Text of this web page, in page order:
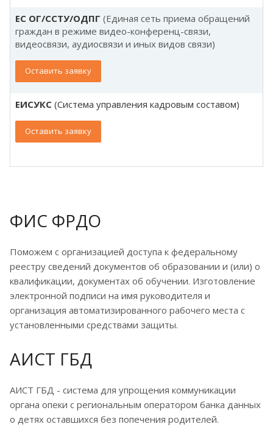
ЕС ОГ/ССТУ/ОДПГ (Единая сеть приема обращений
граждан в режиме видео-конференц-связи,
видеосвязи, аудиосвязи и иных видов связи)
Оставить заявку
ЕИСУКС (Система управления кадровым составом)
Оставить заявку
ФИС ФРДО
Поможем с организацией доступа к федеральному
реестру сведений документов об образовании и (или) о
квалификации, документах об обучении. Изготовление
электронной подписи на имя руководителя и
организация автоматизированного рабочего места с
установленными средствами защиты.
АИСТ ГБД
АИСТ ГБД - система для упрощения коммуникации
органа опеки с региональным оператором банка данных
о детях оставшихся без попечения родителей.